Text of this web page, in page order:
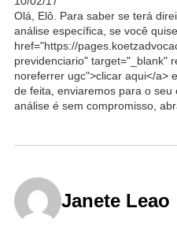
Olá, Elô. Para saber se terá
análise específica, se você
href="https://
previdenciario" target="_blank"
noreferrer ugc">clicar aqui</a>
de feita, enviaremos para o seu
análise é sem compromisso,
Janete Leao